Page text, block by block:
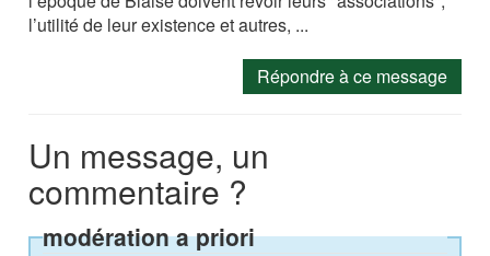
l’utilité de leur existence et autres, ...
Répondre à ce message
Un message, un
commentaire ?
modération a priori